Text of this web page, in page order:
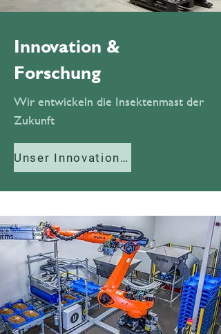
Innovation &
Forschung
Wir entwickeln die Insektenmast der
Zukunft
Unser Innovationszentrum